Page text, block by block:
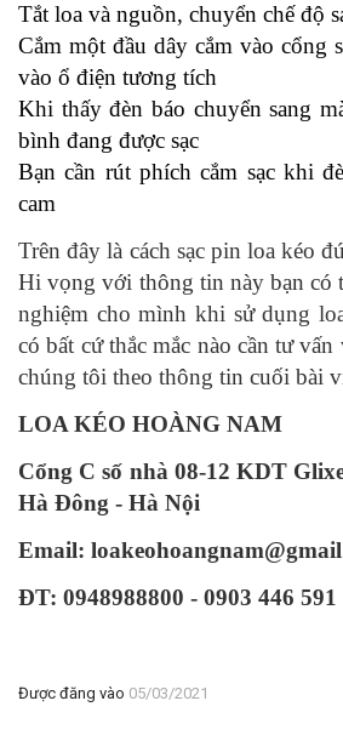
Tắt loa và nguồn, chuyển chế độ
Cắm một đầu dây cắm vào cổng
vào ổ điện tương tích
Khi thấy đèn báo chuyển sang
bình đang được sạc
Bạn cần rút phích cắm sạc khi
cam
Trên đây là cách sạc pin loa kéo
Hi vọng với thông tin này bạn có
nghiệm cho mình khi sử dụng
có bất cứ thắc mắc nào cần tư
chúng tôi theo thông tin cuối bài
LOA KÉO HOÀNG NAM
Cổng C số nhà 08-12 KDT
Hà Đông - Hà Nội
Email:
ĐT: 0948988800 - 0903 446 591
Được đăng vào 05/03/2021